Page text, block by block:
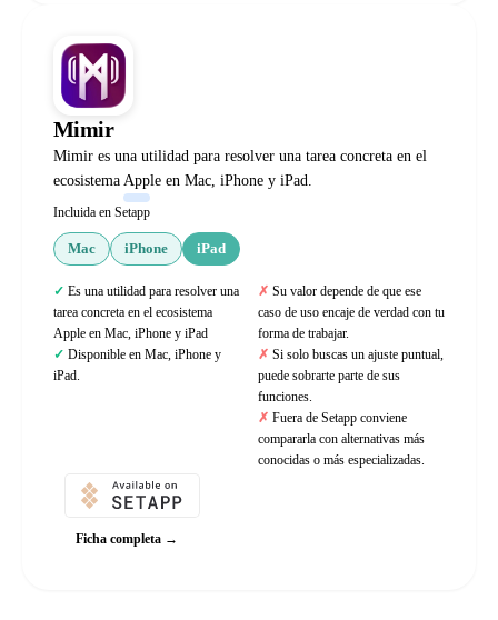
Mimir
Mimir es una utilidad para resolver una tarea concreta en el
ecosistema Apple en Mac, iPhone y iPad.
Incluida en Setapp
Mac iPhone iPad
Es una utilidad para resolver una
tarea concreta en el ecosistema
Apple en Mac, iPhone y iPad
Disponible en Mac, iPhone y
iPad.
Su valor depende de que ese
caso de uso encaje de verdad con tu
forma de trabajar.
Si solo buscas un ajuste puntual,
puede sobrarte parte de sus
funciones.
Fuera de Setapp conviene
compararla con alternativas más
conocidas o más especializadas.
Ficha completa →